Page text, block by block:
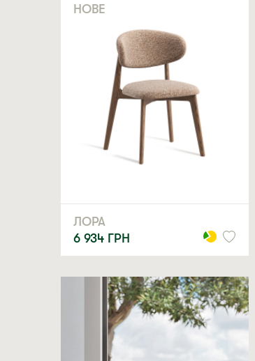
НОВЕ
ЛОРА
6 934 ГРН